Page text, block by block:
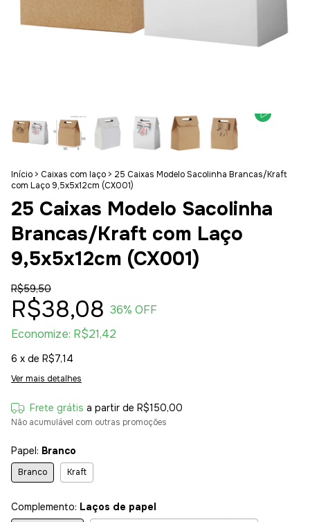
Início > Caixas com laço > 25 Caixas Modelo Sacolinha Brancas/Kraft
com Laço 9,5x5x12cm (CX001)
25 Caixas Modelo Sacolinha
Brancas/Kraft com Laço
9,5x5x12cm (CX001)
R$59,50
R$38,08 36% OFF
Economize: R$21,42
6 x de R$7,14
Ver mais detalhes
Frete grátis a partir de R$150,00
Não acumulável com outras promoções
Papel: Branco
Branco Kraft
Complemento: Laços de papel